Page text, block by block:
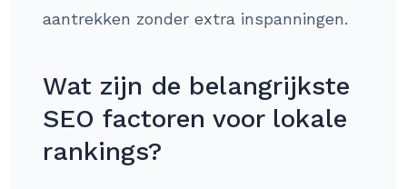
aantrekken zonder extra inspanningen.
Wat zijn de belangrijkste
SEO factoren voor lokale
rankings?